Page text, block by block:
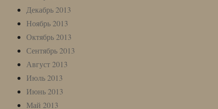
Декабрь 2013
Ноябрь 2013
Октябрь 2013
Сентябрь 2013
Август 2013
Июль 2013
Июнь 2013
Май 2013